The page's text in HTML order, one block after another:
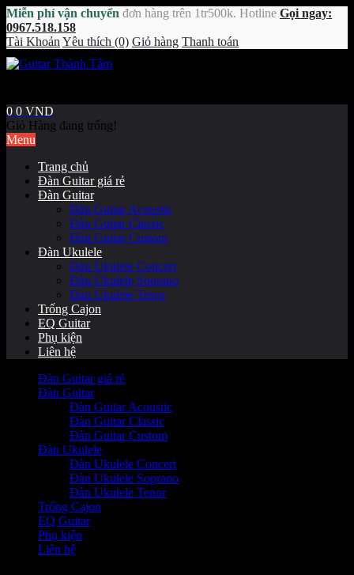
Miễn phí vận chuyển đơn hàng trên 1tr500k. Hotline Gọi ngay:
0967.518.158
Tài Khoản Yêu thích (0) Giỏ hàng Thanh toán
0 0 VND
Giỏ Hàng đang trống!
Menu
Trang chủ
Đàn Guitar giá rẻ
Đàn Guitar
Đàn Guitar Acoustic
Đàn Guitar Classic
Đàn Guitar Custom
Đàn Ukulele
Đàn Ukulele Concert
Đàn Ukulele Soprano
Đàn Ukulele Tenor
Trống Cajon
EQ Guitar
Phụ kiện
Liên hệ
Đàn Guitar giá rẻ
Đàn Guitar
Đàn Guitar Acoustic
Đàn Guitar Classic
Đàn Guitar Custom
Đàn Ukulele
Đàn Ukulele Concert
Đàn Ukulele Soprano
Đàn Ukulele Tenor
Trống Cajon
EQ Guitar
Phụ kiện
Liên hệ